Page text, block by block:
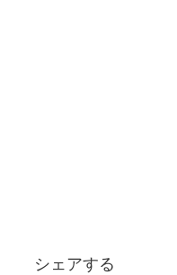
シェアする